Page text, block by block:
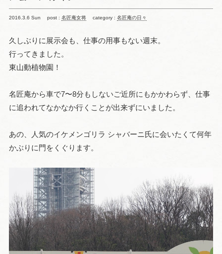
2016.3.6 Sun post : 名匠庵女将 category : 名匠庵の日々
久しぶりに展示会も、仕事の用事もない週末。
行ってきました。
東山動植物園！
名匠庵から車で7〜8分もしないご近所にもかかわらず、仕事
に追われてなかなか行くことが出来ずにいました。
あの、人気のイケメンゴリラ シャバーニ氏に会いたくて何年
かぶりに門をくぐります。